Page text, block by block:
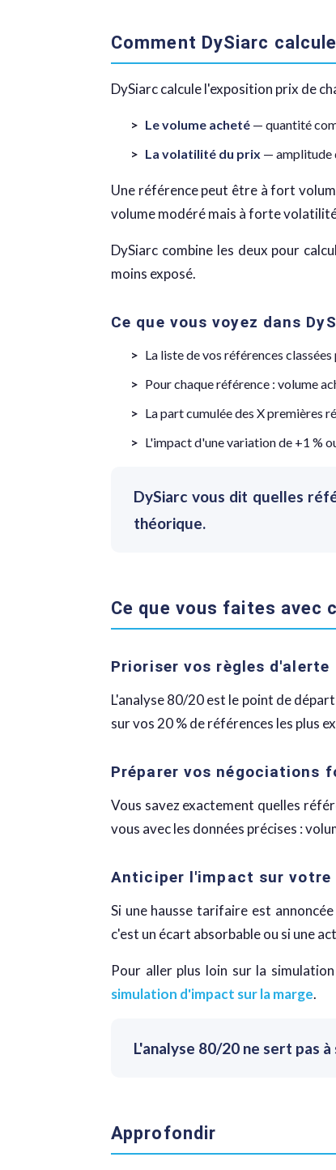
Comment DySiarc
DySiarc calcule l'exposition prix de
Le volume acheté — quantité
La volatilité du prix — amplitude
Une référence peut être à fort
volume modéré mais à forte
DySiarc combine les deux pour
moins exposé.
Ce que vous voyez dans
La liste de vos références
Pour chaque référence : volume
La part cumulée des X premières
L'impact d'une variation de +1 %
DySiarc vous dit quelles
théorique.
Ce que vous faites avec
Prioriser vos règles d'alerte
L'analyse 80/20 est le point de
sur vos 20 % de références les plus
Préparer vos négociations
Vous savez exactement quelles
vous avec les données précises :
Anticiper l'impact sur votre
Si une hausse tarifaire est
c'est un écart absorbable ou si une
Pour aller plus loin sur la
simulation d'impact sur la marge.
L'analyse 80/20 ne sert pas
Approfondir